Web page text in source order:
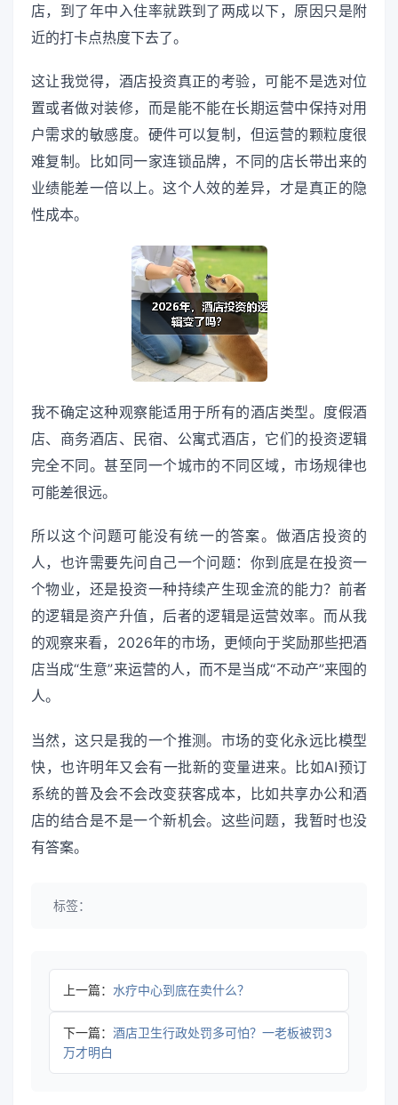
店，到了年中入住率就跌到了两成以下，原因只是附
近的打卡点热度下去了。
这让我觉得，酒店投资真正的考验，可能不是选对位
置或者做对装修，而是能不能在长期运营中保持对用
户需求的敏感度。硬件可以复制，但运营的颗粒度很
难复制。比如同一家连锁品牌，不同的店长带出来的
业绩能差一倍以上。这个人效的差异，才是真正的隐
性成本。
我不确定这种观察能适用于所有的酒店类型。度假酒
店、商务酒店、民宿、公寓式酒店，它们的投资逻辑
完全不同。甚至同一个城市的不同区域，市场规律也
可能差很远。
所以这个问题可能没有统一的答案。做酒店投资的
人，也许需要先问自己一个问题：你到底是在投资一
个物业，还是投资一种持续产生现金流的能力？前者
的逻辑是资产升值，后者的逻辑是运营效率。而从我
的观察来看，2026年的市场，更倾向于奖励那些把酒
店当成“生意”来运营的人，而不是当成“不动产”来囤的
人。
当然，这只是我的一个推测。市场的变化永远比模型
快，也许明年又会有一批新的变量进来。比如AI预订
系统的普及会不会改变获客成本，比如共享办公和酒
店的结合是不是一个新机会。这些问题，我暂时也没
有答案。
标签：
上一篇： 水疗中心到底在卖什么？
下一篇： 酒店卫生行政处罚多可怕？一老板被罚3
万才明白